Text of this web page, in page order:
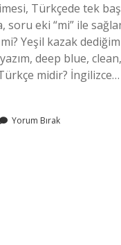
Türkçede tek
soru eki “mi” ile
Yeşil kazak
deep blue,
midir? İngilizce…
Yorum Bırak